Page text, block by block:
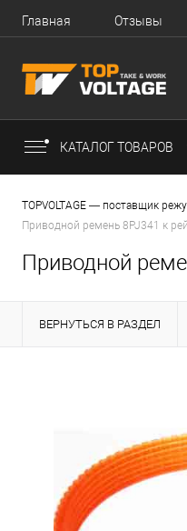
Главная Отзывы
КАТАЛОГ ТОВАРОВ
TOPVOLTAGE — поставщик
Приводной ремень 8PJ341 к
Приводной
ВЕРНУТЬСЯ В РАЗДЕЛ